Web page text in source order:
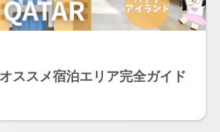
ススメ宿泊エリア完全ガイド